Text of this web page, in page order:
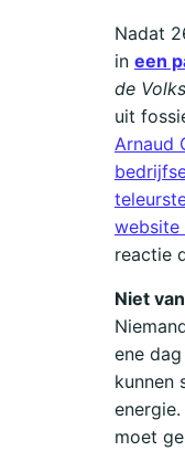
Nadat
in een
de
uit
Arnaud
website
reactie
Niet
ene
kunnen
moet